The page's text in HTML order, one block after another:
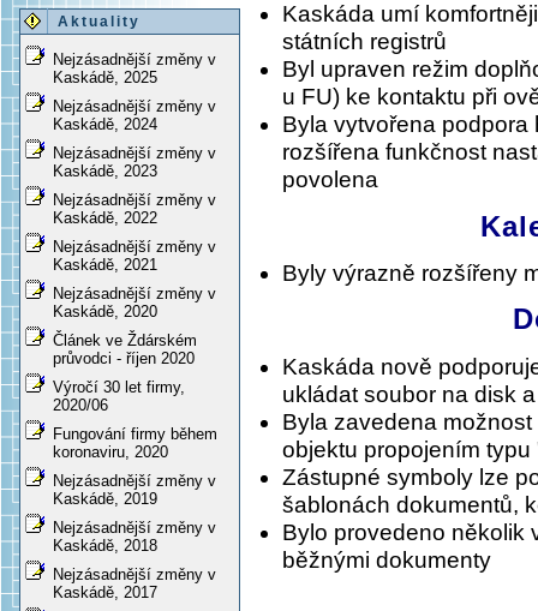
Aktuality
Nejzásadnější změny v
Kaskádě, 2025
Nejzásadnější změny v
Kaskádě, 2024
Nejzásadnější změny v
Kaskádě, 2023
Nejzásadnější změny v
Kaskádě, 2022
Nejzásadnější změny v
Kaskádě, 2021
Nejzásadnější změny v
Kaskádě, 2020
Článek ve Ždárském
průvodci - říjen 2020
Výročí 30 let firmy,
2020/06
Fungování firmy během
koronaviru, 2020
Nejzásadnější změny v
Kaskádě, 2019
Nejzásadnější změny v
Kaskádě, 2018
Nejzásadnější změny v
Kaskádě, 2017
Kaskáda umí
státních registrů
Byl upraven režim
u FU) ke kontaktu při
Byla vytvořena
rozšířena funkčnost
povolena
Byly výrazně rozšířeny
Kaskáda nově
ukládat soubor na disk
Byla zavedena
objektu propojením
Zástupné symboly lze
šablonách dokumentů,
Bylo provedeno několik
běžnými dokumenty